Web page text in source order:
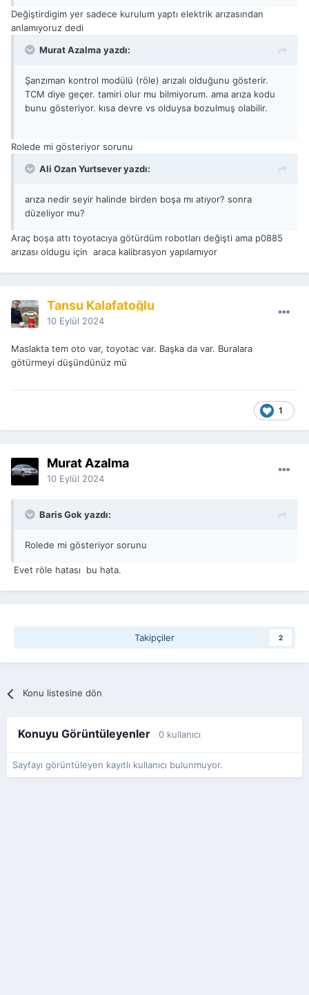
Değiştirdigim yer sadece kurulum yaptı elektrik arızasından
anlamıyoruz dedi
Murat Azalma yazdı:
Şanzıman kontrol modülü (röle) arızalı olduğunu gösterir.
TCM diye geçer. tamiri olur mu bilmiyorum. ama arıza kodu
bunu gösteriyor. kısa devre vs olduysa bozulmuş olabilir.
Rolede mi gösteriyor sorunu
Ali Ozan Yurtsever yazdı:
arıza nedir seyir halinde birden boşa mı atıyor? sonra
düzeliyor mu?
Araç boşa attı toyotacıya götürdüm robotları değişti ama p0885
arızası oldugu için araca kalibrasyon yapılamıyor
Tansu Kalafatoğlu
10 Eylül 2024
Maslakta tem oto var, toyotac var. Başka da var. Buralara
götürmeyi düşündünüz mü
1
Murat Azalma
10 Eylül 2024
Baris Gok yazdı:
Rolede mi gösteriyor sorunu
Evet röle hatası bu hata.
Takipçiler 2
Konu listesine dön
Konuyu Görüntüleyenler 0 kullanıcı
Sayfayı görüntüleyen kayıtlı kullanıcı bulunmuyor.